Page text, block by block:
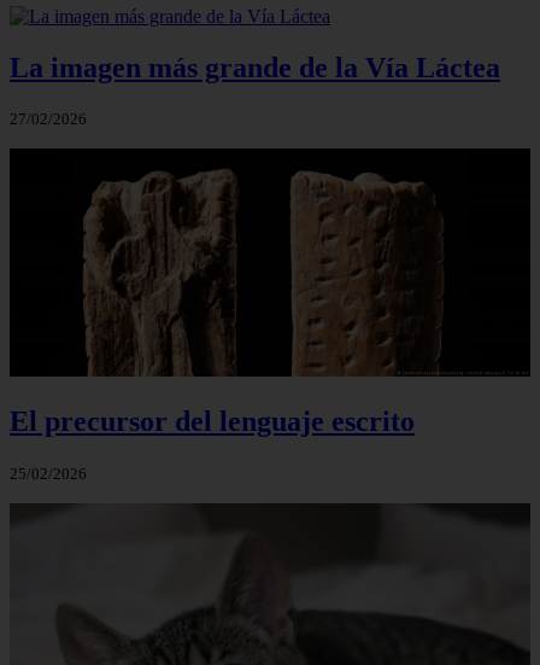
La imagen más grande de la Vía Láctea
27/02/2026
El precursor del lenguaje escrito
25/02/2026